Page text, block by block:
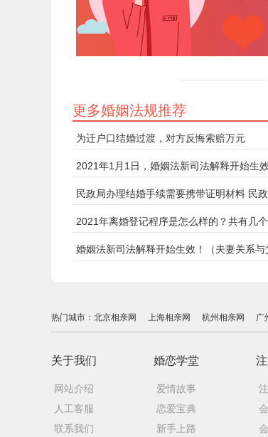
更多婚姻法规推荐
为迁户口结婚过渡，对方反悔索赔万元
2021年1月1日，婚姻法新司法解释开始生
民政局办理结婚手续需要携带证明材料 民
2021年离婚登记程序是怎么样的？共有几
婚姻法新司法解释开始生效！（夫妻关系与
热门城市： 北京相亲网 上海相亲网 杭州相亲网 广
关于我们
网站介绍
人工客服
联系我们
婚恋学堂
爱情故事
恋爱宝典
新手上路